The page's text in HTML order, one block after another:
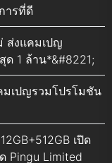
ารที่ดี
ส่งแคมเปญ
ด 1 ล้าน*&#8221;
เปญรวมโปรโมชัน
เปิด
Pingu Limited